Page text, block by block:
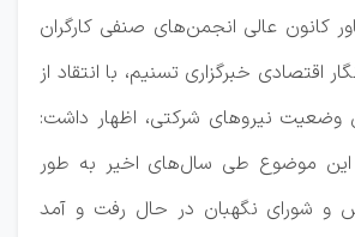
کانون عالی انجمن‌های صنفی کارگران
اقتصادی خبرگزاری تسنیم، با انتقاد از
وضعیت نیروهای شرکتی، اظهار داشت:
موضوع طی سال‌های اخیر به طور
و شورای نگهبان در حال رفت و آمد